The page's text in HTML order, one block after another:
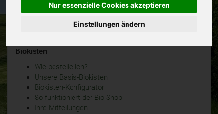
Nur essenzielle Cookies akzeptieren
Einstellungen ändern
Biokisten
Wie bestelle ich?
Unsere Basis-Biokisten
Biokisten-Konfigurator
So funktioniert der Bio-Shop
Ihre Mitteilungen